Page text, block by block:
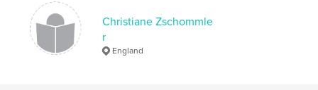
LinguaEnglish
Parole chiave
Christiane Zschommle
r
England